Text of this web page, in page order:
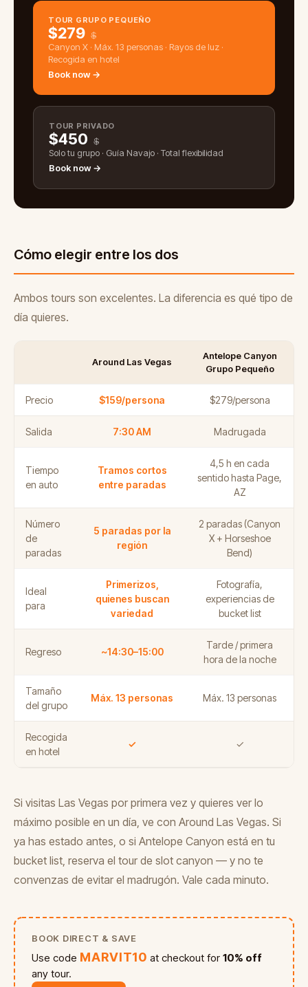
TOUR GRUPO PEQUEÑO
$279 $
Canyon X · Máx. 13 personas · Rayos de luz ·
Recogida en hotel
Book now →
TOUR PRIVADO
$450 $
Solo tu grupo · Guía Navajo · Total flexibilidad
Book now →
Cómo elegir entre los dos
Ambos tours son excelentes. La diferencia es qué tipo de
día quieres.
Around Las Vegas
Antelope Canyon
Grupo Pequeño
Precio $159/persona $279/persona
Salida 7:30 AM Madrugada
Tiempo
en auto
Tramos cortos
entre paradas
4,5 h en cada
sentido hasta Page,
AZ
Número
de
paradas
5 paradas por la
región
2 paradas (Canyon
X + Horseshoe
Bend)
Ideal
para
Primerizos,
quienes buscan
variedad
Fotografía,
experiencias de
bucket list
Regreso ~14:30–15:00
Tarde / primera
hora de la noche
Tamaño
del grupo
Máx. 13 personas Máx. 13 personas
Recogida
en hotel
✓ ✓
Si visitas Las Vegas por primera vez y quieres ver lo
máximo posible en un día, ve con Around Las Vegas. Si
ya has estado antes, o si Antelope Canyon está en tu
bucket list, reserva el tour de slot canyon — y no te
convenzas de evitar el madrugón. Vale cada minuto.
BOOK DIRECT & SAVE
Use code MARVIT10 at checkout for10% off
any tour.